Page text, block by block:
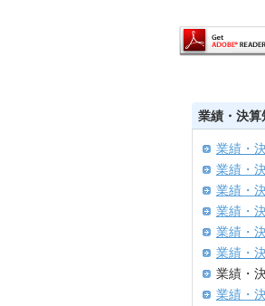
業績・決算
業績・
業績・
業績・
業績・
業績・
業績・
業績・
業績・